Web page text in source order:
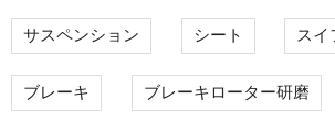
サスペンション シート スイ
ブレーキ ブレーキローター研磨